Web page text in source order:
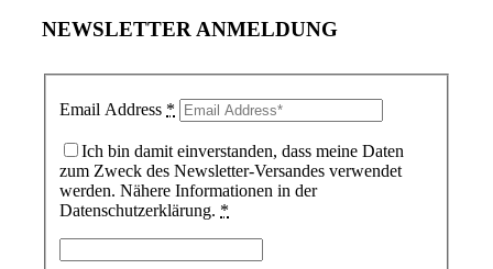
NEWSLETTER ANMELDUNG
Email Address *
Ich bin damit einverstanden, dass meine Daten
zum Zweck des Newsletter-Versandes verwendet
werden. Nähere Informationen in der
Datenschutzerklärung. *